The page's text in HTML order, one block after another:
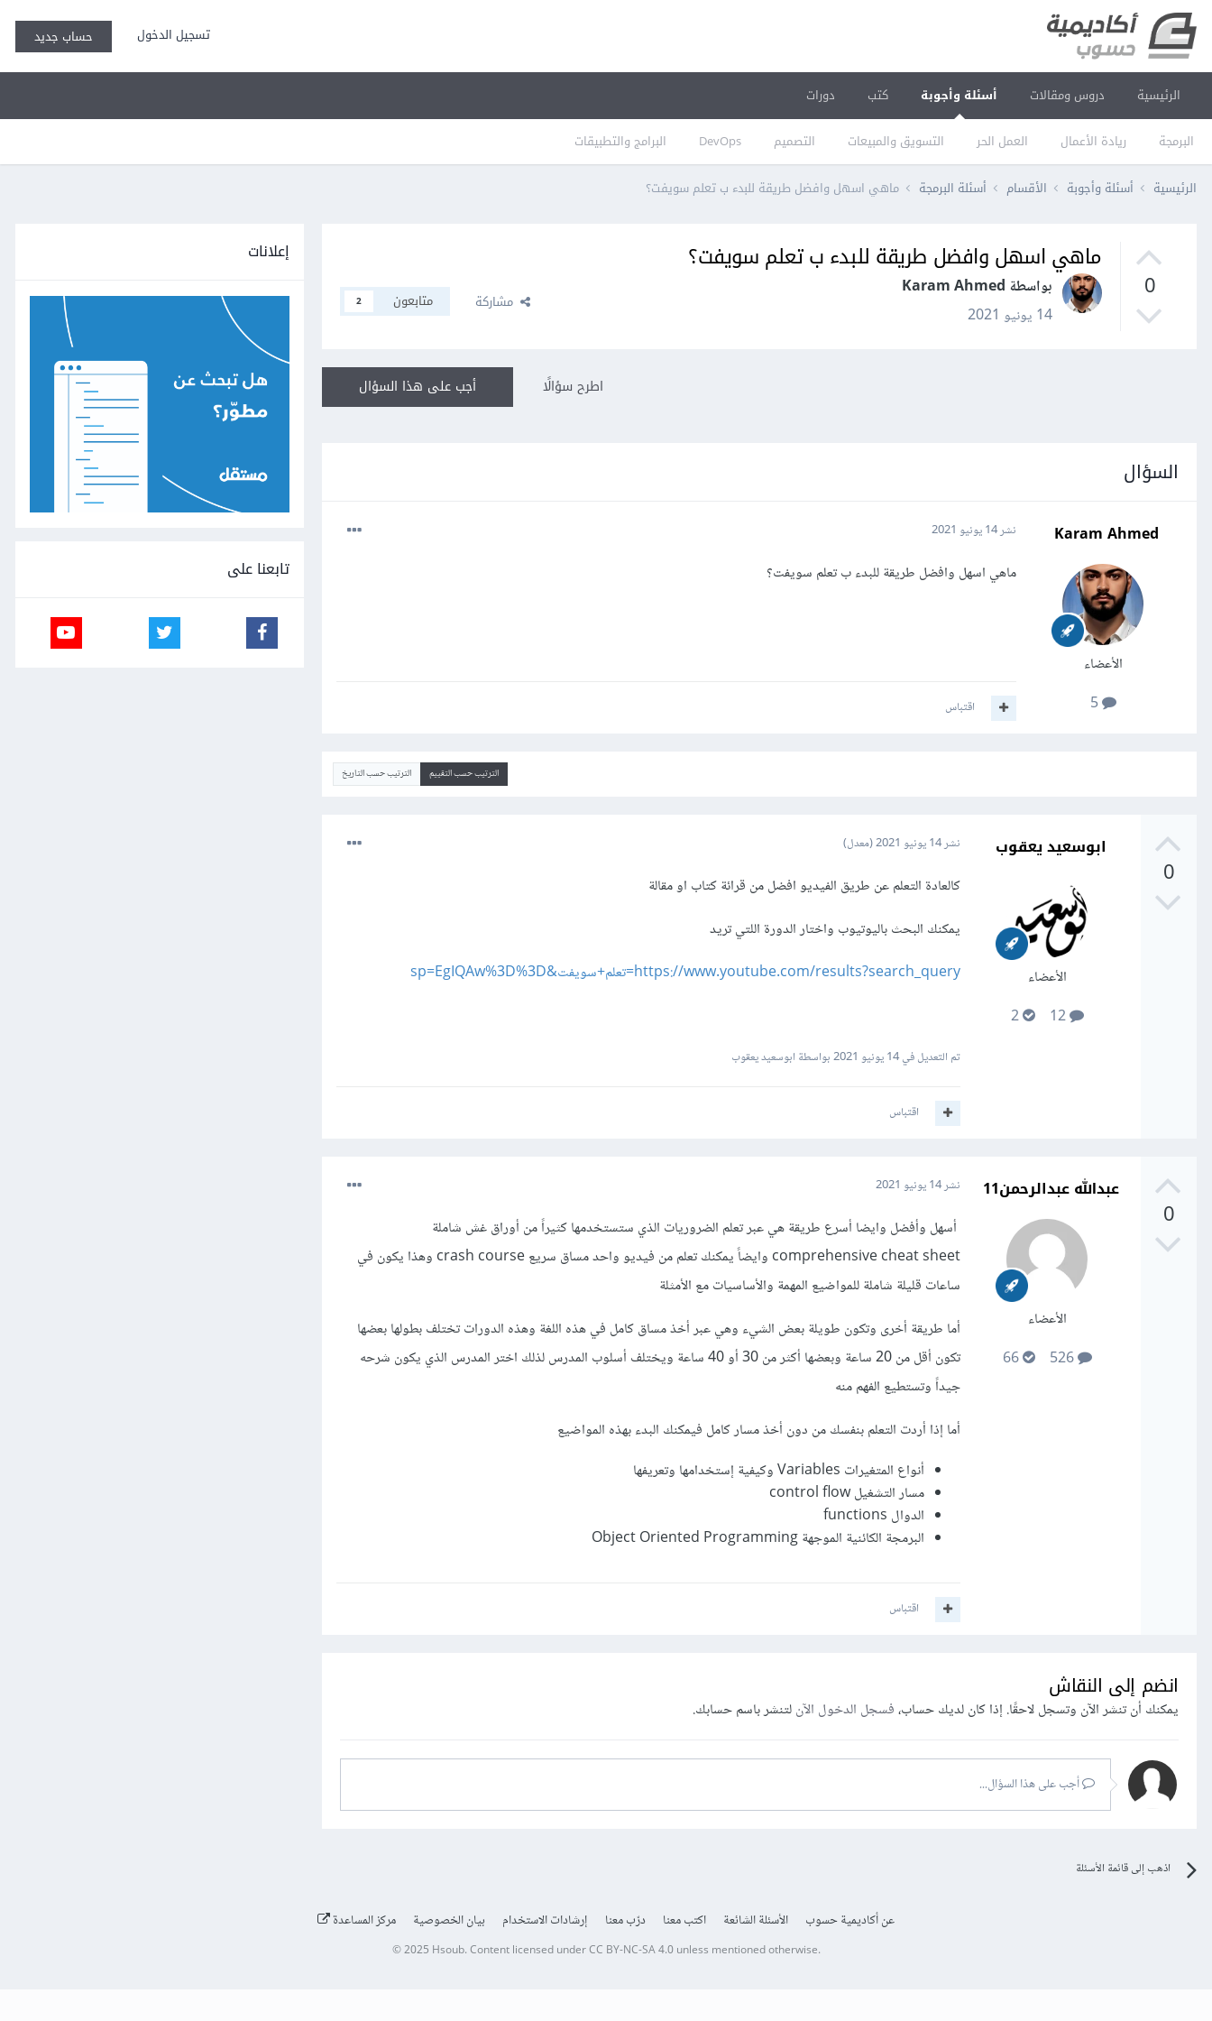
تسجيل الدخول حساب جديد
الرئيسية دروس ومقالات أسئلة وأجوبة
البرمجة ريادة الأعمال العمل الحر التسويق والمبيعات التصميم DevOps البرامج والتطبيقات
كتب دورات
الرئيسية أسئلة وأجوبة الأقسام أسئلة البرمجة ماهي اسهل وافضل طريقة للبدء ب تعلم سويفت؟
0
ماهي اسهل وافضل طريقة للبدء ب تعلم سويفت؟
بواسطة Karam Ahmed
14 يونيو 2021
مشاركة متابعون 2
أجب على هذا السؤال اطرح سؤالًا
السؤال
Karam Ahmed
الأعضاء
5
نشر14 يونيو 2021
ماهي اسهل وافضل طريقة للبدء ب تعلم سويفت؟
اقتباس
الترتيب حسب التقييم الترتيب حسب التاريخ
0
ابوسعيد يعقوب
الأعضاء
12
2
نشر14 يونيو 2021 (معدل)
كالعادة التعلم عن طريق الفيديو افضل من قرائة كتاب او مقالة
يمكنك البحث باليوتيوب واختار الدورة اللتي تريد
https://www.youtube.com/results?search_query=تعلم+سويفت&sp=EgIQAw%3D%3D
تم التعديل في14 يونيو 2021 بواسطة ابوسعيد يعقوب
اقتباس
0
عبدالله عبدالرحمن11
الأعضاء
526
66
نشر14 يونيو 2021
أسهل وأفضل وايضا أسرع طريقة هي عبر تعلم الضروريات الذي ستستخدمها كثيراً من أوراق غش شاملة
comprehensive cheat sheet وايضاً يمكنك تعلم من فيديو واحد مساق سريع crash course وهذا يكون في
ساعات قليلة شاملة للمواضيع المهمة والأساسيات مع الأمثلة
أما طريقة أخرى وتكون طويلة بعض الشيء وهي عبر أخذ مساق كامل في هذه اللغة وهذه الدورات تختلف بطولها بعضها
تكون أقل من 20 ساعة وبعضها أكثر من 30 أو 40 ساعة ويختلف أسلوب المدرس لذلك اختر المدرس الذي يكون شرحه
جيداً وتستطيع الفهم منه
أما إذا أردت التعلم بنفسك من دون أخذ مسار كامل فيمكنك البدء بهذه المواضيع
أنواع المتغيرات Variables وكيفية إستخدامها وتعريفها
مسار التشغيل control flow
الدوال functions
البرمجة الكائنية الموجهة Object Oriented Programming
اقتباس
انضم إلى النقاش
يمكنك أن تنشر الآن وتسجل لاحقًا. إذا كان لديك حساب،فسجل الدخول الآنلتنشر باسم حسابك.
أجب على هذا السؤال...
اذهب إلى قائمة الأسئلة
إعلانات
تابعنا على
عن أكاديمية حسوب الأسئلة الشائعة اكتب معنا درّب معنا إرشادات الاستخدام بيان الخصوصية مركز المساعدة
© 2025 Hsoub.Content licensed underCC BY-NC-SA 4.0unless mentioned otherwise.